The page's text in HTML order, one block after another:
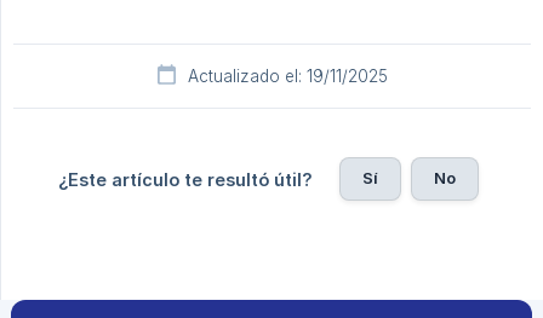
Actualizado el: 19/11/2025
¿Este artículo te resultó útil? Sí No